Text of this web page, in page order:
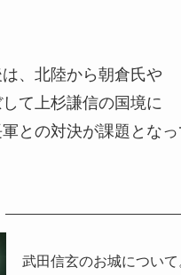
、北陸から朝倉氏や
て上杉謙信の国境に
との対決が課題となっ
武田信玄のお城について